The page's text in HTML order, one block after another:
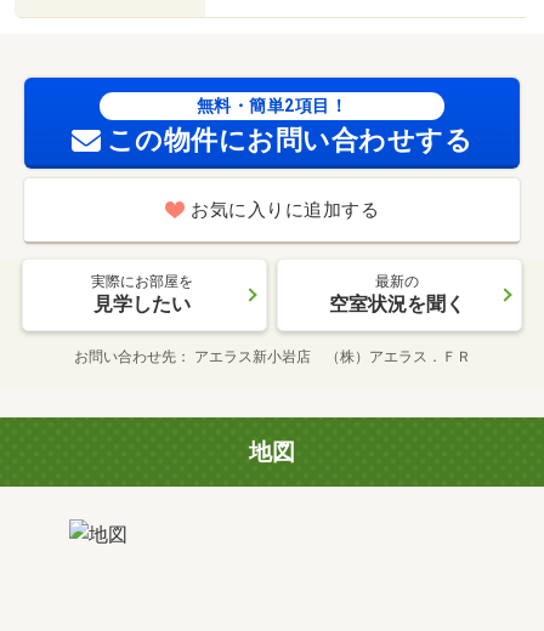
無料・簡単2項目！
この物件にお問い合わせする
お気に入りに追加する
実際にお部屋を
見学したい
最新の
空室状況を聞く
お問い合わせ先 アエラス新小岩店 （株）アエラス．ＦＲ
地図